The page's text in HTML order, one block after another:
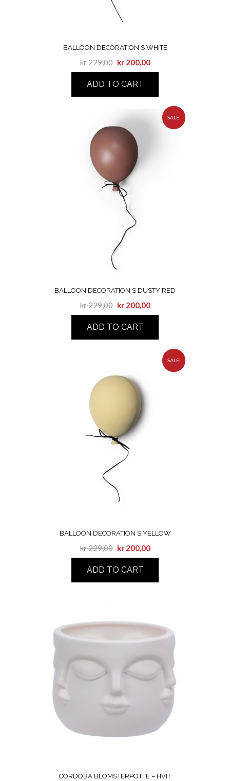
BALLOON DECORATION S WHITE
kr229,00 kr200,00
ADD TO CART
SALE!
BALLOON DECORATION S DUSTY RED
kr229,00 kr200,00
ADD TO CART
SALE!
BALLOON DECORATION S YELLOW
kr229,00 kr200,00
ADD TO CART
CORDOBA BLOMSTERPOTTE – HVIT